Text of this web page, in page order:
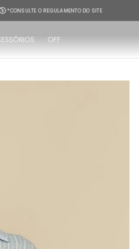
*CONSULTE O REGULAMENTO DO SITE
OFF